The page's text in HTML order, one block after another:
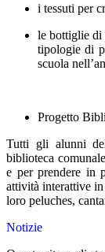
i tessuti per
le bottiglie di
tipologie di
scuola
Progetto
Tutti gli alunni
biblioteca
e per prendere in
attività interattive
loro peluches,
Notizie